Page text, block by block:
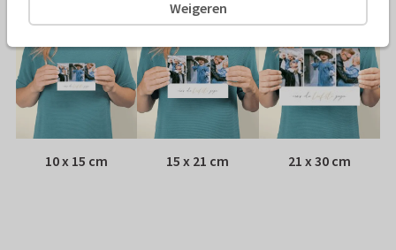
10 x 15 cm 15 x 21 cm 21 x 30 cm
Weigeren